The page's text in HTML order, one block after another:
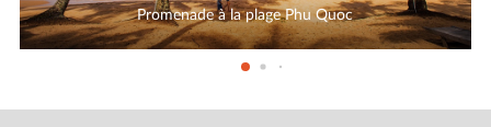
Promenade à la plage Phu Quoc